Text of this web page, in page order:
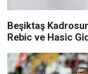
Beşiktaş
Rebic ve Hasic